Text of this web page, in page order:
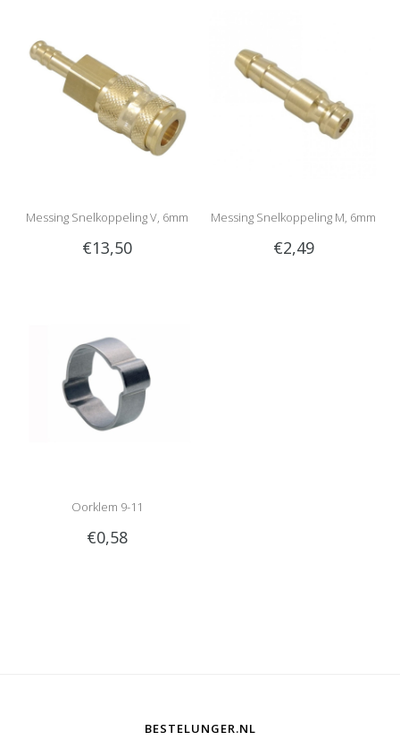
Messing Snelkoppeling V, 6mm
€13,50
Messing Snelkoppeling M, 6mm
€2,49
Oorklem 9-11
€0,58
BESTELUNGER.NL